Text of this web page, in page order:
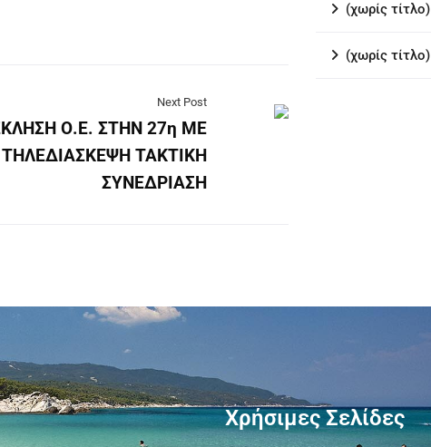
Next Post
Ο.Ε. ΣΤΗN 27η ΜΕ
ΤΗΛΕΔΙΑΣΚΕΨΗ ΤΑΚΤΙΚΗ
ΣΥΝΕΔΡΙΑΣΗ
(χωρίς τίτλο)
(χωρίς τίτλο)
Χρήσιμες Σελίδες